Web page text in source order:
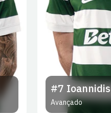
#7 Ioannidis
Avançado